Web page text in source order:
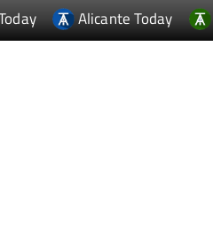
Alicante Today